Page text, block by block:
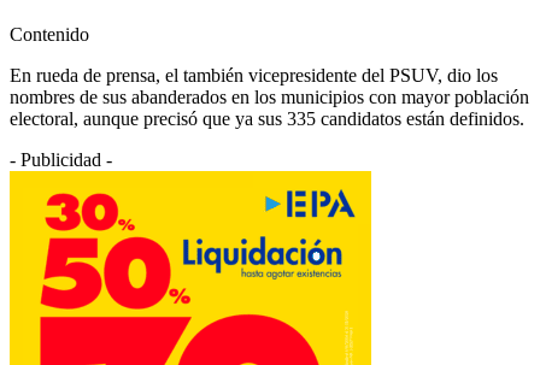
Contenido
En rueda de prensa, el también vicepresidente del PSUV, dio los
nombres de sus abanderados en los municipios con mayor población
electoral, aunque precisó que ya sus 335 candidatos están definidos.
- Publicidad -